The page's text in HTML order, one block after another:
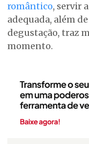
romântico, servir
adequada, além
degustação, traz
momento.